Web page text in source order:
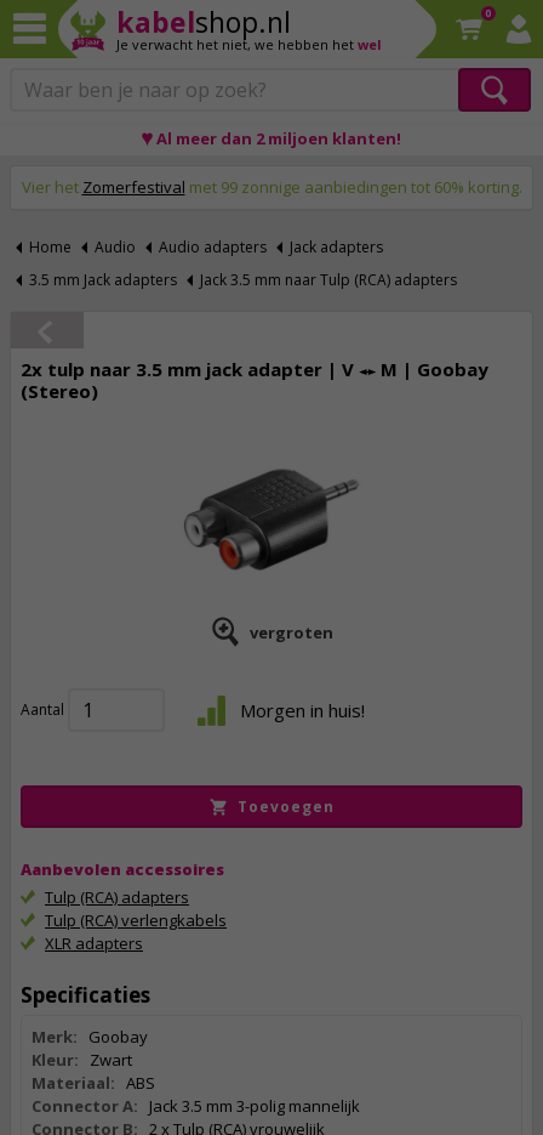
kabelshop.nl
Je verwacht het niet, we hebben het wel
0
♥ Al meer dan 2 miljoen klanten!
Vier het Zomerfestival met 99 zonnige aanbiedingen tot 60% korting.
Home Audio Audio adapters
Jack adapters
3.5 mm Jack adapters
Jack 3.5 mm naar Tulp (RCA) adapters
2x tulp naar 3.5 mm jack adapter | V ↔ M | Goobay
(Stereo)
vergroten
Aantal Morgen in huis!
Toevoegen
Aanbevolen accessoires
Tulp (RCA) adapters
Tulp (RCA) verlengkabels
XLR adapters
Specificaties
Merk:
Goobay
Kleur:
Zwart
Materiaal: ABS
Connector A:
Jack 3.5 mm 3-polig mannelijk
Connector B: 2 x Tulp (RCA) vrouwelijk